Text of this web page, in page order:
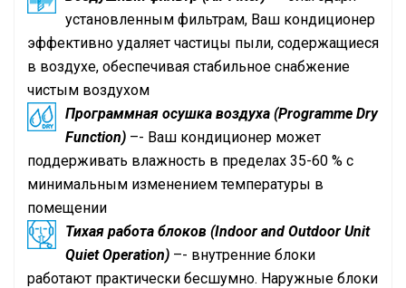
установленным фильтрам, Ваш кондиционер
эффективно удаляет частицы пыли, содержащиеся
в воздухе, обеспечивая стабильное снабжение
чистым воздухом
Программная осушка воздуха (Programme Dry
Function) –- Ваш кондиционер может
поддерживать влажность в пределах 35-60 % с
минимальным изменением температуры в
помещении
Тихая работа блоков (Indoor and Outdoor Unit
Quiet Operation) –- внутренние блоки
работают практически бесшумно. Наружные блоки